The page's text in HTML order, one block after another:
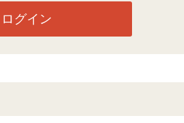
ログイン